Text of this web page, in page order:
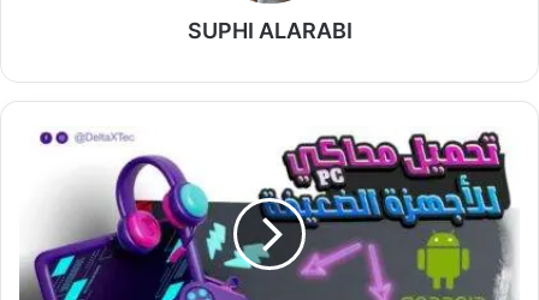
SUPHI ALARABI
أفضل
تطبيقات
محاكي
للهواتف
الضعيفة
مجانية